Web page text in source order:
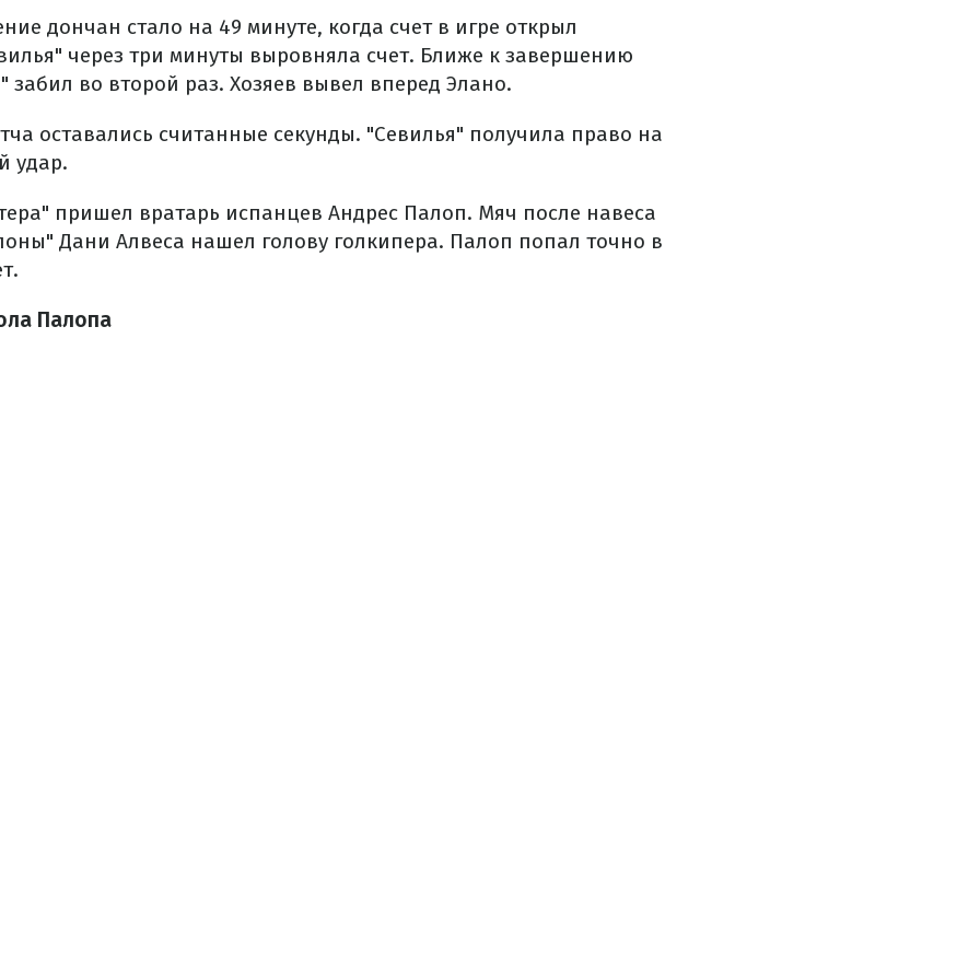
дончан стало на 49 минуте, когда счет в игре открыл
через три минуты выровняла счет. Ближе к завершению
во второй раз. Хозяев вывел вперед Элано.
оставались считанные секунды. "Севилья" получила право на
удар.
пришел вратарь испанцев Андрес Палоп. Мяч после навеса
Дани Алвеса нашел голову голкипера. Палоп попал точно в
Палопа